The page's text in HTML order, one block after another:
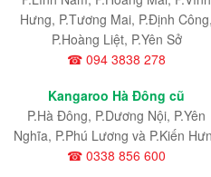
Hưng, P.Tương Mai, P.Định
P.Hoàng Liệt, P.Yên Sở
☎ 094 3838 278
Kangaroo Hà Đông cũ
P.Hà Đông, P.Dương Nội, P.Yên
Nghĩa, P.Phú Lương và P.Kiến
☎ 0338 856 600